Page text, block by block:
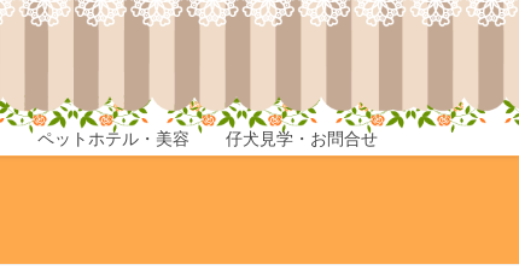
ペットホテル・美容 仔犬見学・お問合せ